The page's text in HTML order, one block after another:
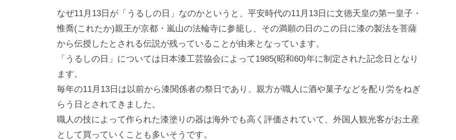
なぜ11⽉13⽇が「うるしの⽇」なのかというと、平安時代の11⽉13⽇に⽂徳天皇の第⼀皇⼦・
惟喬(これたか)親王が京都・嵐⼭の法輪寺に参籠し、その満願の⽇のこの⽇に漆の製法を菩薩
から伝授したとされる伝説が残っていることが由来となっています。
「うるしの⽇」については⽇本漆⼯芸協会によって1985(昭和60)年に制定された記念⽇となり
ます。
毎年の11⽉13⽇は以前から漆関係者の祭⽇であり、親⽅が職⼈に酒や菓⼦などを配り労をねぎ
らう⽇とされてきました。
職⼈の技によって作られた漆塗りの器は海外でも⾼く評価されていて、外国⼈観光客がお⼟産
として買っていくことも多いそうです。